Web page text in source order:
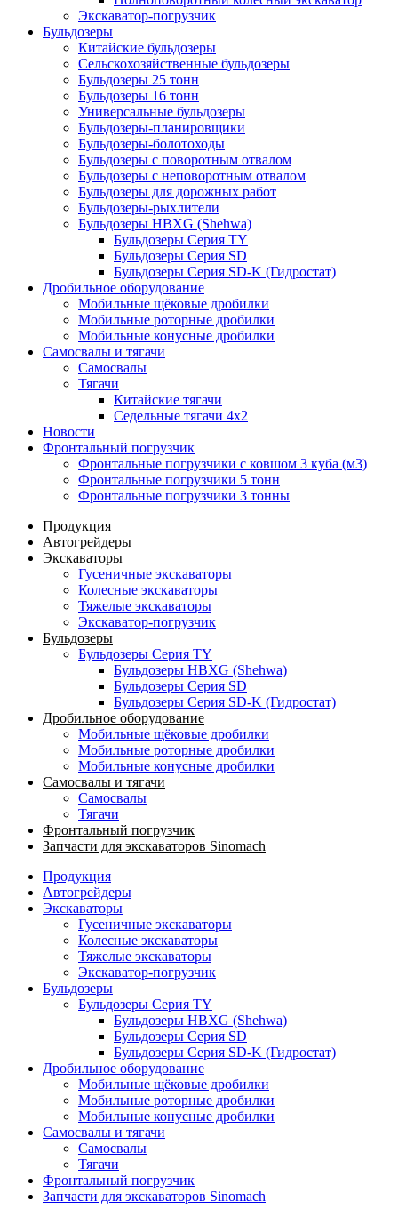
Экскаватор-погрузчик
Бульдозеры
Китайские бульдозеры
Сельскохозяйственные бульдозеры
Бульдозеры 25 тонн
Бульдозеры 16 тонн
Универсальные бульдозеры
Бульдозеры-планировщики
Бульдозеры-болотоходы
Бульдозеры с поворотным отвалом
Бульдозеры с неповоротным отвалом
Бульдозеры для дорожных работ
Бульдозеры-рыхлители
Бульдозеры HBXG (Shehwa)
Бульдозеры Серия TY
Бульдозеры Серия SD
Бульдозеры Серия SD-K (Гидростат)
Дробильное оборудование
Мобильные щёковые дробилки
Мобильные роторные дробилки
Мобильные конусные дробилки
Самосвалы и тягачи
Самосвалы
Тягачи
Китайские тягачи
Седельные тягачи 4х2
Новости
Фронтальный погрузчик
Фронтальные погрузчики с ковшом 3 куба (м3)
Фронтальные погрузчики 5 тонн
Фронтальные погрузчики 3 тонны
Продукция
Автогрейдеры
Экскаваторы
Гусеничные экскаваторы
Колесные экскаваторы
Тяжелые экскаваторы
Экскаватор-погрузчик
Бульдозеры
Бульдозеры Серия TY
Бульдозеры HBXG (Shehwa)
Бульдозеры Серия SD
Бульдозеры Серия SD-K (Гидростат)
Дробильное оборудование
Мобильные щёковые дробилки
Мобильные роторные дробилки
Мобильные конусные дробилки
Самосвалы и тягачи
Самосвалы
Тягачи
Фронтальный погрузчик
Запчасти для экскаваторов Sinomach
Продукция
Автогрейдеры
Экскаваторы
Гусеничные экскаваторы
Колесные экскаваторы
Тяжелые экскаваторы
Экскаватор-погрузчик
Бульдозеры
Бульдозеры Серия TY
Бульдозеры HBXG (Shehwa)
Бульдозеры Серия SD
Бульдозеры Серия SD-K (Гидростат)
Дробильное оборудование
Мобильные щёковые дробилки
Мобильные роторные дробилки
Мобильные конусные дробилки
Самосвалы и тягачи
Самосвалы
Тягачи
Фронтальный погрузчик
Запчасти для экскаваторов Sinomach
сайте или других сайтах. Они не хранят персональные данные напрямую, а
основаны на уникальной идентификации вашего браузера и интернет-
устройства.